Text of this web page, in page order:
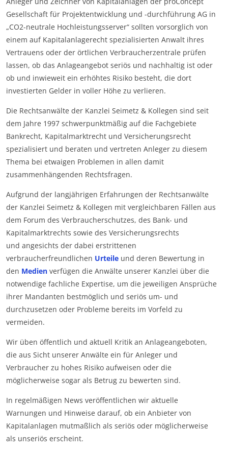
Gesellschaft für Projektentwicklung und -durchführung AG in
„CO2-neutrale Hochleistungsserver“ sollten vorsorglich von
einem auf Kapitalanlagerecht spezialisierten Anwalt ihres
Vertrauens oder der örtlichen Verbraucherzentrale prüfen
lassen, ob das Anlageangebot seriös und nachhaltig ist oder
ob und inwieweit ein erhöhtes Risiko besteht, die dort
investierten Gelder in voller Höhe zu verlieren.
Die Rechtsanwälte der Kanzlei Seimetz & Kollegen sind seit
dem Jahre 1997 schwerpunktmäßig auf die Fachgebiete
Bankrecht, Kapitalmarktrecht und Versicherungsrecht
spezialisiert und beraten und vertreten Anleger zu diesem
Thema bei etwaigen Problemen in allen damit
zusammenhängenden Rechtsfragen.
Aufgrund der langjährigen Erfahrungen der Rechtsanwälte
der Kanzlei Seimetz & Kollegen mit vergleichbaren Fällen aus
dem Forum des Verbraucherschutzes, des Bank- und
Kapitalmarktrechts sowie des Versicherungsrechts
und angesichts der dabei erstrittenen
verbraucherfreundlichen Urteileund deren Bewertung in
den Medienverfügen die Anwälte unserer Kanzlei über die
notwendige fachliche Expertise, um die jeweiligen Ansprüche
ihrer Mandanten bestmöglich und seriös um- und
durchzusetzen oder Probleme bereits im Vorfeld zu
vermeiden.
Wir üben öffentlich und aktuell Kritik an Anlageangeboten,
die aus Sicht unserer Anwälte ein für Anleger und
Verbraucher zu hohes Risiko aufweisen oder die
möglicherweise sogar als Betrug zu bewerten sind.
In regelmäßigen News veröffentlichen wir aktuelle
Warnungen und Hinweise darauf, ob ein Anbieter von
Kapitalanlagen mutmaßlich als seriös oder möglicherweise
als unseriös erscheint.